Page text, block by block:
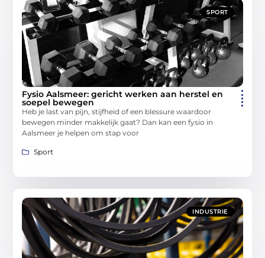
SPORT
Fysio Aalsmeer: gericht werken aan herstel en
soepel bewegen
Heb je last van pijn, stijfheid of een blessure waardoor
bewegen minder makkelijk gaat? Dan kan een fysio in
Aalsmeer je helpen om stap voor
Sport
INDUSTRIE